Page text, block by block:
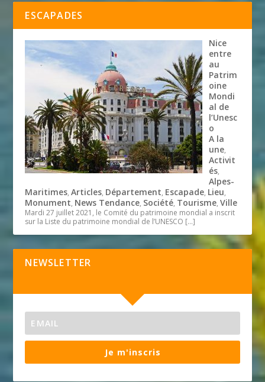
ESCAPADES
Nice
entre
au
Patrim
oine
Mondi
al de
l’Unesc
o
A la
une,
Activit
és,
Alpes-
Maritimes,Articles, Département, Escapade, Lieu,
Monument, News Tendance, Société, Tourisme,Ville
Mardi 27 juillet 2021, le Comité du patrimoine mondial a inscrit
sur la Liste du patrimoine mondial de l’UNESCO […]
NEWSLETTER
Je m'inscris